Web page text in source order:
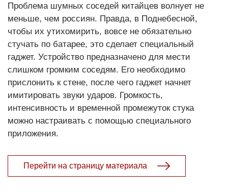
Проблема шумных соседей китайцев волнует не
меньше, чем россиян. Правда, в Поднебесной,
чтобы их утихомирить, вовсе не обязательно
стучать по батарее, это сделает специальный
гаджет. Устройство предназначено для мести
слишком громким соседям. Его необходимо
прислонить к стене, после чего гаджет начнет
имитировать звуки ударов. Громкость,
интенсивность и временной промежуток стука
можно настраивать с помощью специального
приложения.
Перейти на страницу материала